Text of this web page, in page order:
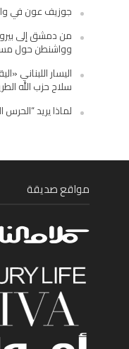
جوزيف عون في
من دمشق إلى
وواشنطن حول
اليسار اللبناني
سلاح حزب الله
لماذا يريد “الحرس
مواقع صديقة